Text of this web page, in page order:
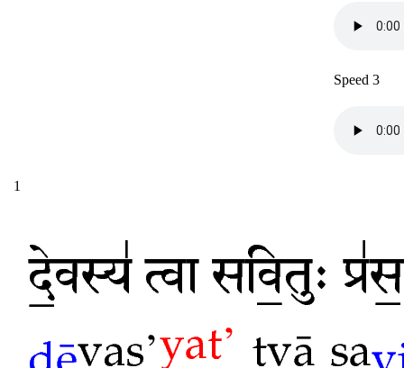
Speed 3
1